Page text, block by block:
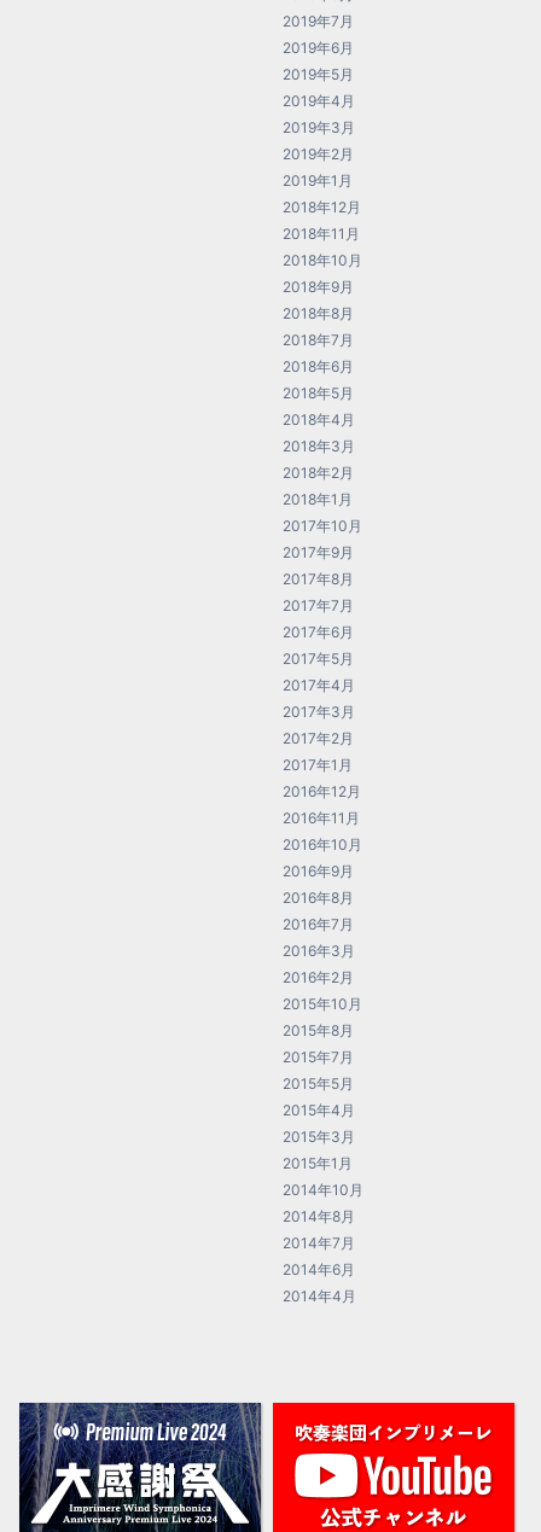
2019年7月
2019年6月
2019年5月
2019年4月
2019年3月
2019年2月
2019年1月
2018年12月
2018年11月
2018年10月
2018年9月
2018年8月
2018年7月
2018年6月
2018年5月
2018年4月
2018年3月
2018年2月
2018年1月
2017年10月
2017年9月
2017年8月
2017年7月
2017年6月
2017年5月
2017年4月
2017年3月
2017年2月
2017年1月
2016年12月
2016年11月
2016年10月
2016年9月
2016年8月
2016年7月
2016年3月
2016年2月
2015年10月
2015年8月
2015年7月
2015年5月
2015年4月
2015年3月
2015年1月
2014年10月
2014年8月
2014年7月
2014年6月
2014年4月